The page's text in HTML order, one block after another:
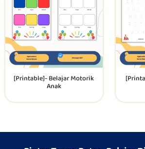
[Printable]- Belajar Motorik
Anak